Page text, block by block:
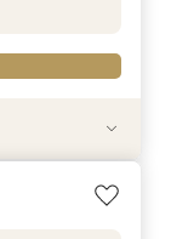
10大特典×豪
な10大特典×豪
な10大特典×
10大特典×少人
も可】お得な
得な10大特典
】10大特典×
10大特典＆豪
得な10大特典×
プラン×10大特
完結相談×10
くばり見学＆